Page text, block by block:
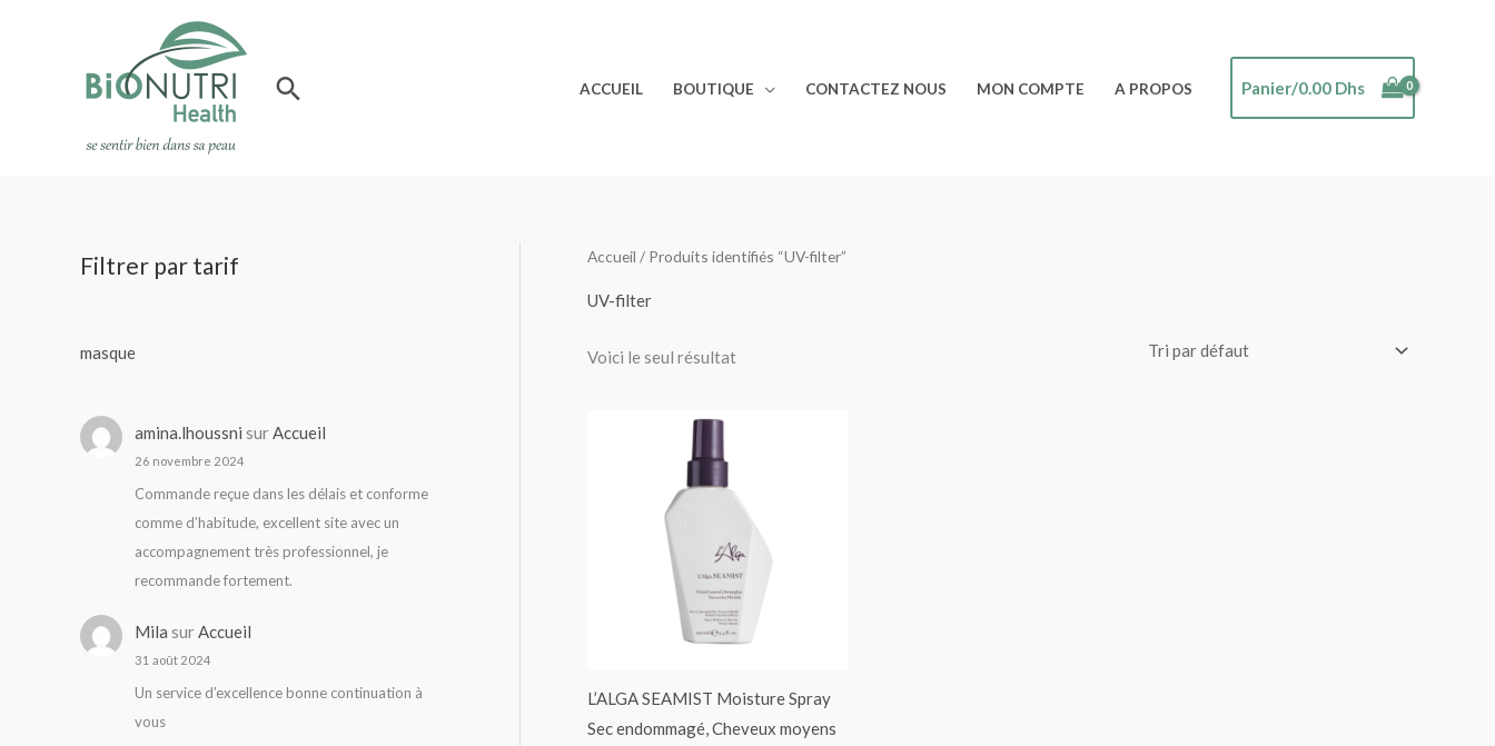
Rechercher ACCUEIL BOUTIQUE CONTACTEZ NOUS MON COMPTE A PROPOS Panier/0.00 Dhs
Filtrer par tarif
masque
amina.lhoussni surAccueil
26 novembre 2024
Commande reçue dans les délais et conforme
comme d’habitude, excellent site avec un
accompagnement très professionnel, je
recommande fortement.
Mila surAccueil
31 août 2024
Un service d’excellence bonne continuation à
vous
Accueil / Produits identifiés “UV-filter”
UV-filter
Voici le seul résultat
L’ALGA SEAMIST Moisture Spray
Sec endommagé, Cheveux moyens